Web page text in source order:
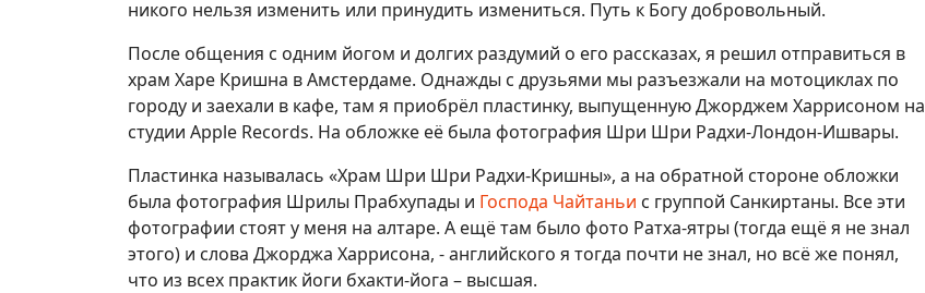
никого нельзя изменить или принудить измениться. Путь к Богу добровольный.
После общения с одним йогом и долгих раздумий о его рассказах, я решил отправиться в
храм Харе Кришна в Амстердаме. Однажды с друзьями мы разъезжали на мотоциклах по
городу и заехали в кафе, там я приобрёл пластинку, выпущенную Джорджем Харрисоном на
студии Apple Records. На обложке её была фотография Шри Шри Радхи-Лондон-Ишвары.
Пластинка называлась «Храм Шри Шри Радхи-Кришны», а на обратной стороне обложки
была фотография Шрилы Прабхупады и Господа Чайтаньи с группой Санкиртаны. Все эти
фотографии стоят у меня на алтаре. А ещё там было фото Ратха-ятры (тогда ещё я не знал
этого) и слова Джорджа Харрисона, - английского я тогда почти не знал, но всё же понял,
что из всех практик йоги бхакти-йога – высшая.